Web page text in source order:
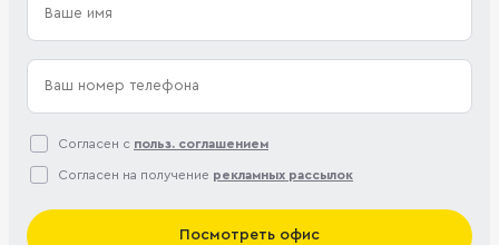
Согласен с польз. соглашением
Согласен на получение рекламных рассылок
Посмотреть офис